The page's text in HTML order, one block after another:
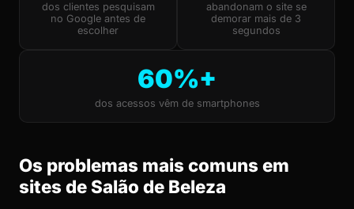
dos clientes pesquisam
no Google antes de
escolher
abandonam o site se
demorar mais de 3
segundos
60%+
dos acessos vêm de smartphones
Os problemas mais comuns em
sites de Salão de Beleza